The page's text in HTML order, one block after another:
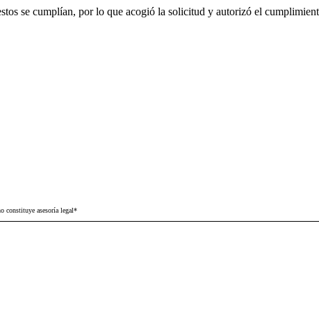
se cumplían, por lo que acogió la solicitud y autorizó el
constituye asesoría legal*